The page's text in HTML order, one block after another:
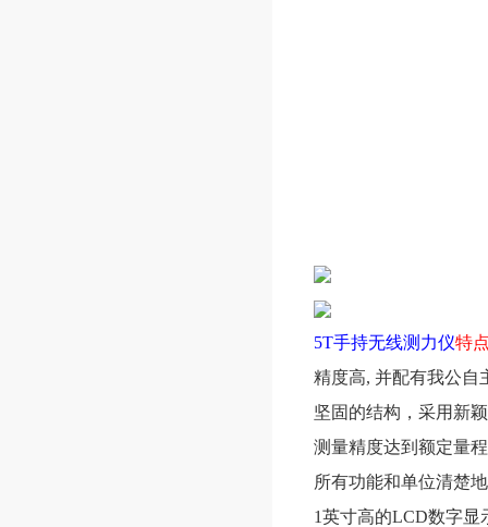
5T手持无线测力仪特
精度高, 并配有我公自
坚固的结构，采用新
测量精度达到额定量
所有功能和单位清楚
1英寸高的LCD数字